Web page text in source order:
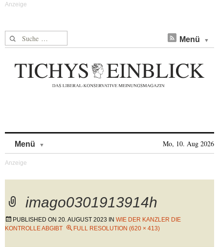
Suche nach: Menü
Menü Mo, 10. Aug 2026
imago0301913914h
PUBLISHED ON 20. AUGUST 2023 IN WIE DER KANZLER DIE
KONTROLLE ABGIBT
FULL RESOLUTION (620 × 413)